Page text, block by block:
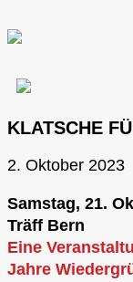
KLATSCHE
2. Oktober 2023
Samstag, 21.
Träff Bern
Eine
Jahre